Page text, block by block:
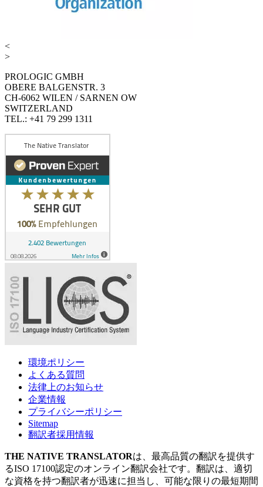
<
>
PROLOGIC GMBH
OBERE BALGENSTR. 3
CH-6062 WILEN / SARNEN OW
SWITZERLAND
TEL.: +41 79 299 1311
環境ポリシー
よくある質問
法律上のお知らせ
企業情報
プライバシーポリシー
Sitemap
翻訳者採用情報
THE NATIVE TRANSLATORは、最高品質の翻訳を提供す
るISO 17100認定のオンライン翻訳会社です。翻訳は、適切
な資格を持つ翻訳者が迅速に担当し、可能な限りの最短期間